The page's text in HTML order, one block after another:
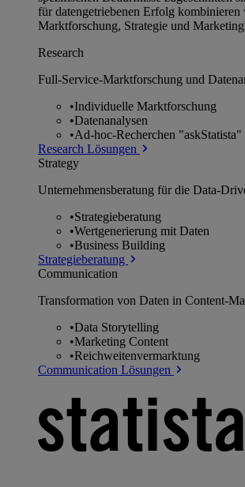
für datengetriebenen Erfolg
Marktforschung, Strategie und
Research
Full-Service-Marktforschung und
•Individuelle Marktforschung
•Datenanalysen
•Ad-hoc-Recherchen "askStatista"
Research Lösungen
Strategy
Unternehmens­beratung für die Data-
•Strategieberatung
•Wertgenerierung mit Daten
•Business Building
Strategieberatung
Communication
Transformation von Daten in Content-
•Data Storytelling
•Marketing Content
•Reichweitenvermarktung
Communication Lösungen